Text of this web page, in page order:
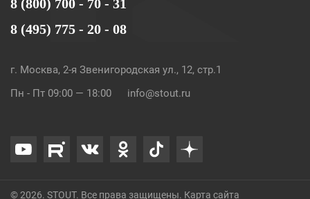
8 (800) 700 - 70 - 31
8 (495) 775 - 20 - 08
г. Москва, 2-я Звенигородская ул., 12, стр.1
Пн - Пт 09:00 — 18:00
info@stout.ru
© 2026. STOUT. Все права защищены. Карта сайта